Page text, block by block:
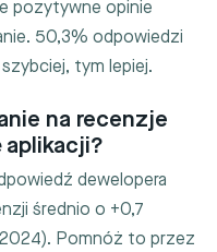
pozytywne opinie
50,3% odpowiedzi
tym lepiej.
na recenzje
aplikacji?
dewelopera
średnio o +0,7
Pomnóż to przez